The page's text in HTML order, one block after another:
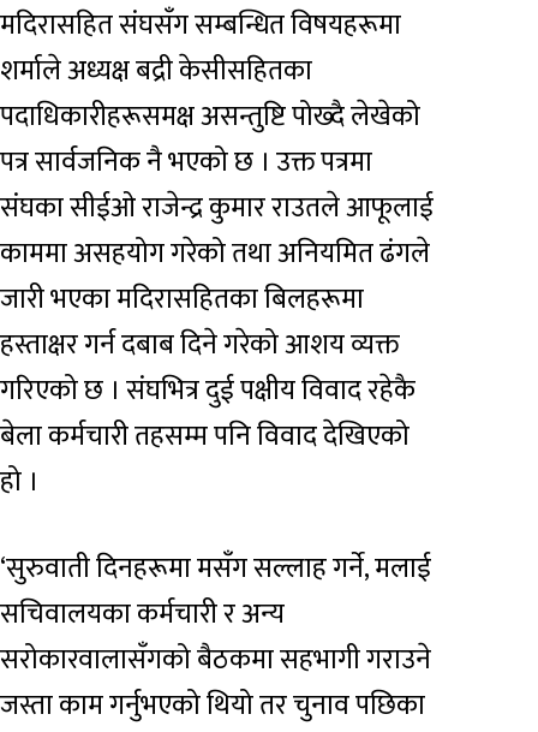
मदिरासहित संघसँग सम्बन्धित विषयहरूमा
शर्माले अध्यक्ष बद्री केसीसहितका
पदाधिकारीहरूसमक्ष असन्तुष्टि पोख्दै लेखेको
पत्र सार्वजनिक नै भएको छ । उक्त पत्रमा
संघका सीईओ राजेन्द्र कुमार राउतले आफूलाई
काममा असहयोग गरेको तथा अनियमित ढंगले
जारी भएका मदिरासहितका बिलहरूमा
हस्ताक्षर गर्न दबाब दिने गरेको आशय व्यक्त
गरिएको छ । संघभित्र दुई पक्षीय विवाद रहेकै
बेला कर्मचारी तहसम्म पनि विवाद देखिएको
हो ।
‘सुरुवाती दिनहरूमा मसँग सल्लाह गर्ने, मलाई
सचिवालयका कर्मचारी र अन्य
सरोकारवालासँगको बैठकमा सहभागी गराउने
जस्ता काम गर्नुभएको थियो तर चुनाव पछिका